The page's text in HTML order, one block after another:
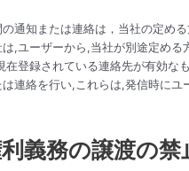
通知または連絡は，当社の定め
,ユーザーから,当社が別途定める
在登録されている連絡先が有効な
連絡を行い,これらは,発信時にユ
義務の譲渡の禁